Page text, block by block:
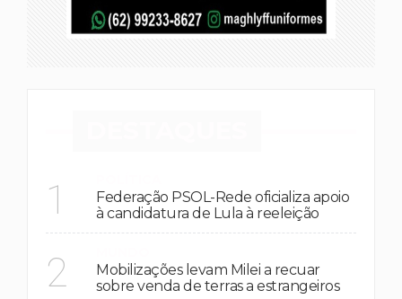
1
Federação PSOL-Rede oficializa apoio
à candidatura de Lula à reeleição
2
Mobilizações levam Milei a recuar
sobre venda de terras a estrangeiros